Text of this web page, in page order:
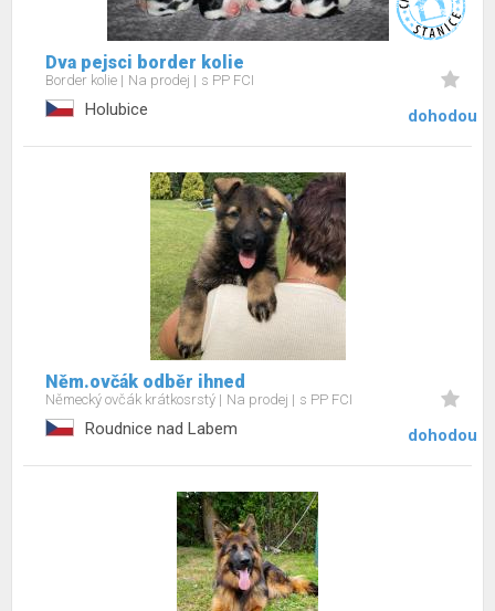
Dva pejsci border kolie
Border kolie Na prodej s PP FCI
Holubice dohodou
Něm.ovčák odběr ihned
Německý ovčák krátkosrstý Na prodej s PP FCI
Roudnice nad Labem dohodou